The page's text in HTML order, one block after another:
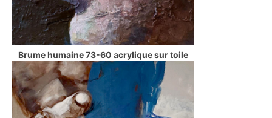
Brume humaine 73-60 acrylique sur toile